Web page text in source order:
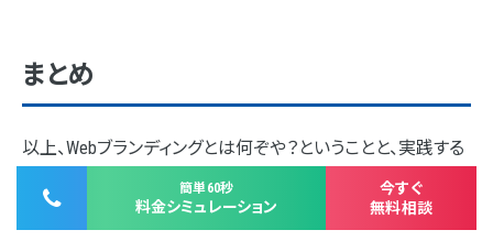
簡単60秒
料金シミュレーション
今すぐ
無料相談
まとめ
以上、Webブランディングとは何ぞや？ということと、実践する
うえで大切なことについてお伝えしました！